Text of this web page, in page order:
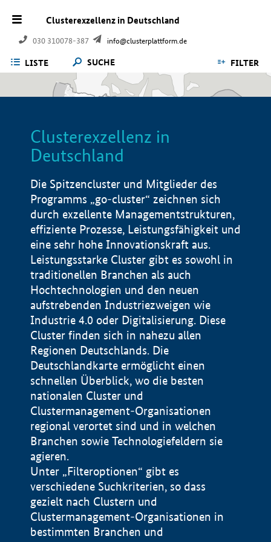
Clusterexzellenz in Deutschland
030 310078-387 info@clusterplattform.de
LISTE SUCHE FILTER
Clusterexzellenz in
Deutschland
Die Spitzencluster und Mitglieder des
Programms „go-cluster“ zeichnen sich
durch exzellente Managementstrukturen,
effiziente Prozesse, Leistungsfähigkeit und
eine sehr hohe Innovationskraft aus.
Leistungsstarke Cluster gibt es sowohl in
traditionellen Branchen als auch
Hochtechnologien und den neuen
aufstrebenden Industriezweigen wie
Industrie 4.0 oder Digitalisierung. Diese
Cluster finden sich in nahezu allen
Regionen Deutschlands. Die
Deutschlandkarte ermöglicht einen
schnellen Überblick, wo die besten
nationalen Cluster und
Clustermanagement-Organisationen
regional verortet sind und in welchen
Branchen sowie Technologiefeldern sie
agieren.
Unter „Filteroptionen“ gibt es
verschiedene Suchkriterien, so dass
gezielt nach Clustern und
Clustermanagement-Organisationen in
bestimmten Branchen und
Impressum
Datenschutzerklärung
BMWE, 2026 ©
100 km © Geobasis-DE / BKG 2015